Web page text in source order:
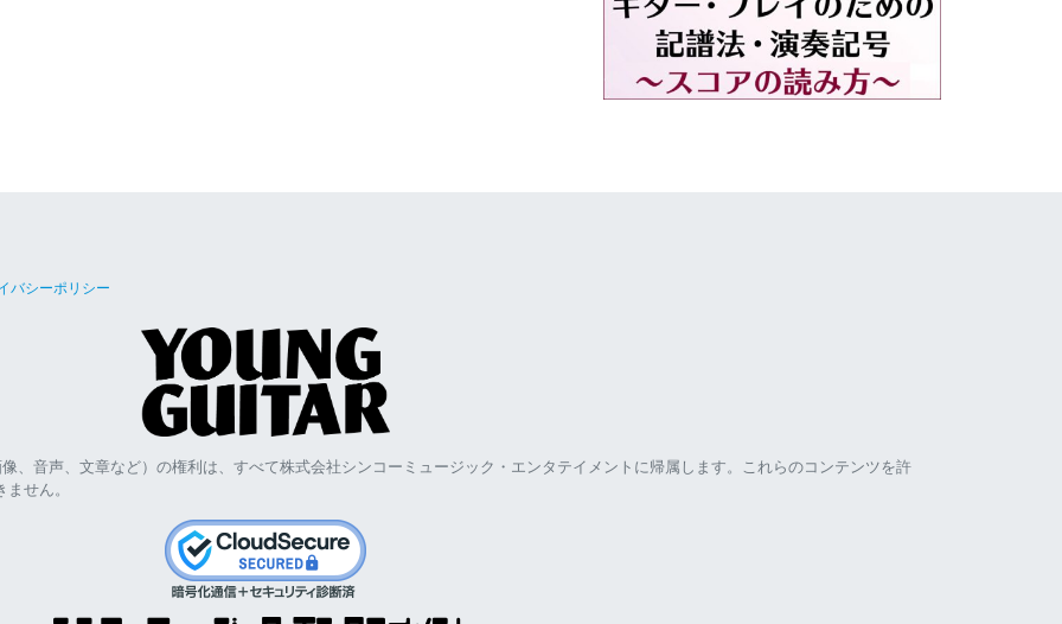
バシーポリシー
、音声、文章など）の権利は、すべて株式会社シンコーミュージック・エンタテイメントに帰属します。これらのコンテンツを許
せん。